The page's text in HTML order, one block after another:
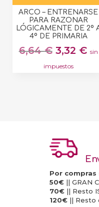
ARCO – ENTRENARSE
PARA RAZONAR
LÓGICAMENTE DE 2º
4º DE PRIMARIA
6,64€ El
precio
3,32 €El
sin
impuestos
Por compras
50€|| GRAN
70€|| Resto
120€|| Resto